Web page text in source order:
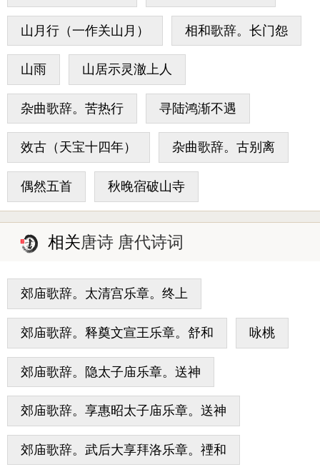
山月行（一作关山月） 相和歌辞。长门怨
山雨 山居示灵澈上人
杂曲歌辞。苦热行 寻陆鸿渐不遇
效古（天宝十四年） 杂曲歌辞。古别离
偶然五首 秋晚宿破山寺
相关唐诗 唐代诗词
郊庙歌辞。太清宫乐章。终上
郊庙歌辞。释奠文宣王乐章。舒和 咏桃
郊庙歌辞。隐太子庙乐章。送神
郊庙歌辞。享惠昭太子庙乐章。送神
郊庙歌辞。武后大享拜洛乐章。禋和